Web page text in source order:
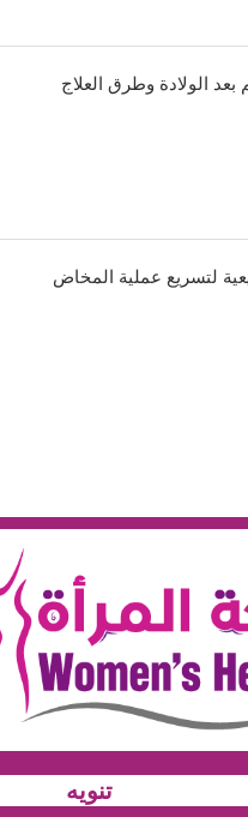
الولادة وطرق العلاج
تنويه